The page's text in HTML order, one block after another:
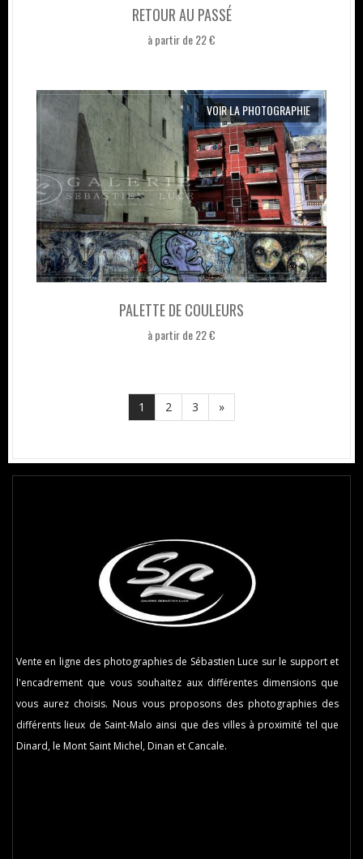
RETOUR AU PASSÉ
à partir de 22 €
PALETTE DE COULEURS
à partir de 22 €
VOIR LA PHOTOGRAPHIE
1 2 3 »
Vente en ligne des photographies de Sébastien Luce sur le support et
l'encadrement que vous souhaitez aux différentes dimensions que
vous aurez choisis. Nous vous proposons des photographies des
différents lieux de Saint-Malo ainsi que des villes à proximité tel que
Dinard, le Mont Saint Michel, Dinan et Cancale.